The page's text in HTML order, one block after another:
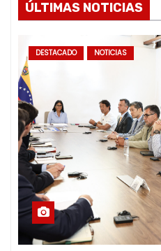
ÚLTIMAS NOTICIAS
DESTACADO NOTICIAS